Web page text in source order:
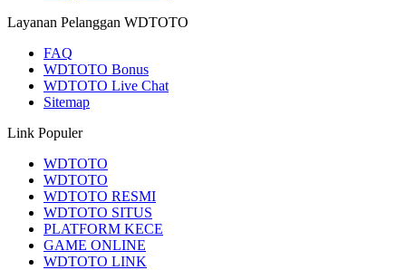
Layanan Pelanggan WDTOTO
FAQ
WDTOTO Bonus
WDTOTO Live Chat
Sitemap
Link Populer
WDTOTO
WDTOTO
WDTOTO RESMI
WDTOTO SITUS
PLATFORM KECE
GAME ONLINE
WDTOTO LINK